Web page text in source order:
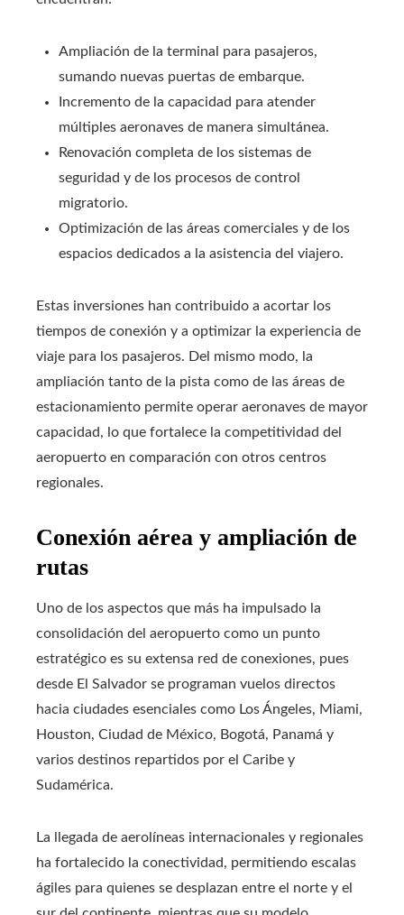
Ampliación de la terminal para pasajeros,
sumando nuevas puertas de embarque.
Incremento de la capacidad para atender
múltiples aeronaves de manera simultánea.
Renovación completa de los sistemas de
seguridad y de los procesos de control
migratorio.
Optimización de las áreas comerciales y de los
espacios dedicados a la asistencia del viajero.
Estas inversiones han contribuido a acortar los
tiempos de conexión y a optimizar la experiencia de
viaje para los pasajeros. Del mismo modo, la
ampliación tanto de la pista como de las áreas de
estacionamiento permite operar aeronaves de mayor
capacidad, lo que fortalece la competitividad del
aeropuerto en comparación con otros centros
regionales.
Conexión aérea y ampliación de
rutas
Uno de los aspectos que más ha impulsado la
consolidación del aeropuerto como un punto
estratégico es su extensa red de conexiones, pues
desde El Salvador se programan vuelos directos
hacia ciudades esenciales como Los Ángeles, Miami,
Houston, Ciudad de México, Bogotá, Panamá y
varios destinos repartidos por el Caribe y
Sudamérica.
La llegada de aerolíneas internacionales y regionales
ha fortalecido la conectividad, permitiendo escalas
ágiles para quienes se desplazan entre el norte y el